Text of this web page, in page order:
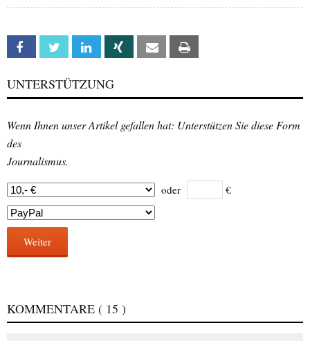
Facebook Twitter Linkedin Xing Email
UNTERSTÜTZUNG
Wenn Ihnen unser Artikel gefallen hat: Unterstützen Sie diese Form
des
Journalismus.
oder €
Weiter
KOMMENTARE ( 15 )